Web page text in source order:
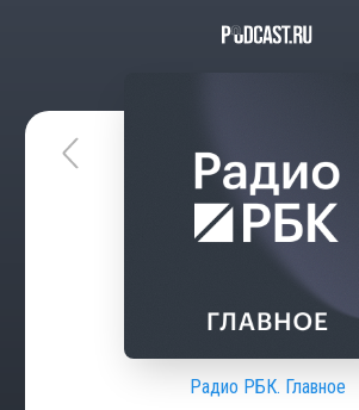
Радио РБК. Главное